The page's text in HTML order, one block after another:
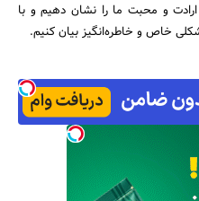
و محبت ما را نشان دهیم و با
خاص و خاطره‌انگیز بیان کنیم.